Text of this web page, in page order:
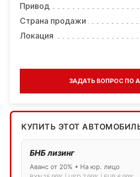
Привод
Страна продажи
Локация
ЗАДАТЬ ВОПРОС ПО
КУПИТЬ ЭТОТ
БНБ лизинг
Аванс от 20% • На юр. лицо